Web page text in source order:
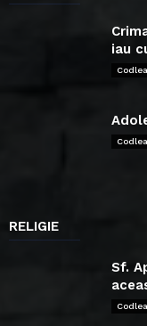
iau
Codlea
Codlea
RELIGIE
Sf.
Codlea